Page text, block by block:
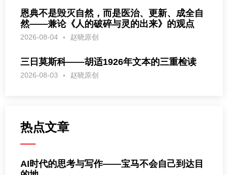
恩典不是毁灭自然，而是医治、更新、成全自
然——兼论《人的破碎与灵的出来》的观点
2026-08-04 赵晓原创
三日莫斯科——胡适1926年文本的三重检读
2026-08-03 赵晓原创
热点文章
AI时代的思考与写作——宝马不会自己到达目